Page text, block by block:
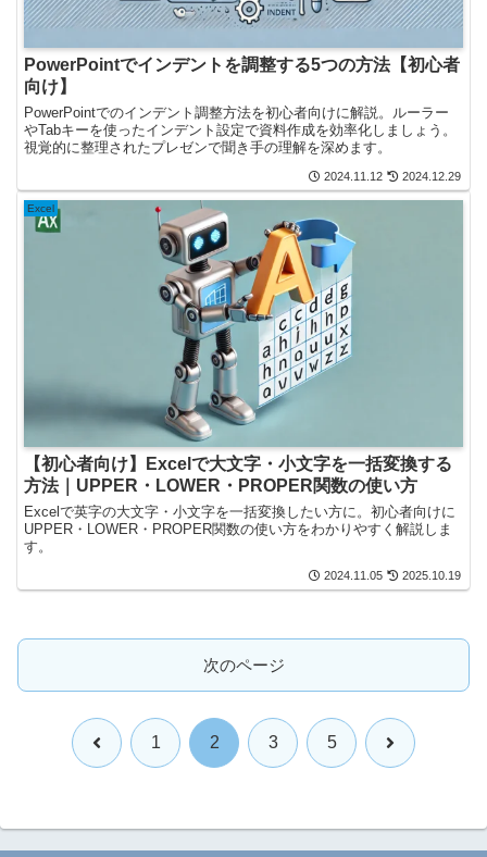
PowerPointでインデントを調整する5つの方法【初心者
向け】
PowerPointでのインデント調整方法を初心者向けに解説。ルーラー
やTabキーを使ったインデント設定で資料作成を効率化しましょう。
視覚的に整理されたプレゼンで聞き手の理解を深めます。
2024.11.12 2024.12.29
Excel
【初心者向け】Excelで大文字・小文字を一括変換する
方法｜UPPER・LOWER・PROPER関数の使い方
Excelで英字の大文字・小文字を一括変換したい方に。初心者向けに
UPPER・LOWER・PROPER関数の使い方をわかりやすく解説しま
す。
2024.11.05 2025.10.19
次のページ
前 1 2 3 5 次